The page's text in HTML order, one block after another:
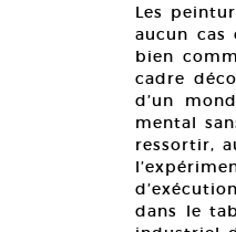
Les
aucun cas
bien
cadre
d’un
mental
ressortir,
dans le